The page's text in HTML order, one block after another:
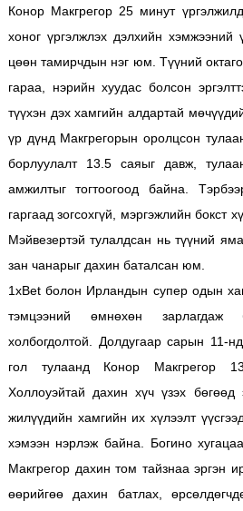
Конор Макгрегор 25 минут
хоног үргэлжлэх дэлхийн
цөөн тамирчдын нэг юм. Түүний
гараа, нэрийн хуудас болсон
түүхэн дэх хамгийн алдартай
үр дүнд Макгрегорын оролцсон
борлуулалт 13.5 саяыг давж,
амжилтыг тогтоогоод байна.
гаргаад зогсохгүй, мэргэжлийн бокст
Мэйвезертэй тулалдсан нь түүний
зан чанарыг дахин баталсан юм.
1xBet болон Ирландын супер одын
тэмцээний өмнөхөн зарлагдаж
холбогдолтой. Долдугаар сарын 11-
гол тулаанд Конор Макгрегор
Холлоуэйтай дахин хүч үзэх бөгөөд
жилүүдийн хамгийн их хүлээлт
хэмээн нэрлэж байна. Богино
Макгрегор дахин том тайзнаа эргэн
өөрийгөө дахин батлах,